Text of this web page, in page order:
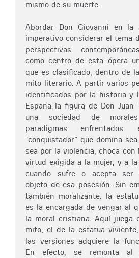
mismo de su muerte.
Abordar Don Giovanni en la
imperativo considerar el tema
perspectivas
como centro de esta ópera
que es clasificado, dentro de
mito literario. A partir varios
identificados por la historia y
España la figura de Don Juan
una sociedad de
paradigmas
“conquistador” que domina
sea por la violencia, choca con
virtud exigida a la mujer, y a
cuando sufre o acepta ser
objeto de esa posesión. Sin
también moralizante: la
es la encargada de vengar al
la moral cristiana. Aquí juega
mito, el de la estatua
las versiones adquiere la
En efecto, se remonta al